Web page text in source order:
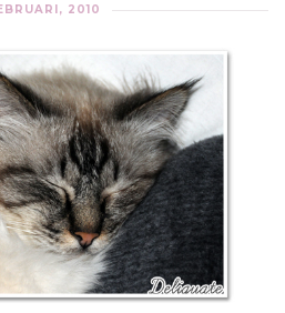
2010